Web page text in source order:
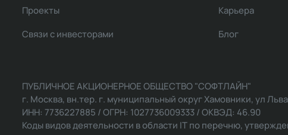
Проекты
Связи с инвесторами
Карьера
Блог
ПУБЛИЧНОЕ АКЦИОНЕРНОЕ ОБЩЕСТВО "СОФТЛАЙН"
г. Москва, вн.тер. г. муниципальный округ Хамовники, ул
ИНН: 7736227885 / ОГРН: 1027736009333 / ОКВЭД: 46.90
Коды видов деятельности в области IT по перечню,